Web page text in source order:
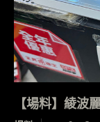
【場料】綾波